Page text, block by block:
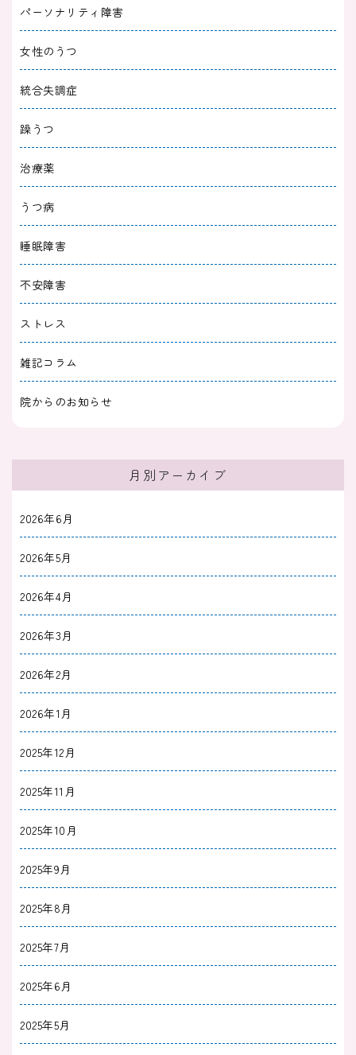
パーソナリティ障害
女性のうつ
統合失調症
躁うつ
治療薬
うつ病
睡眠障害
不安障害
ストレス
雑記コラム
院からのお知らせ
月別アーカイブ
2026年6月
2026年5月
2026年4月
2026年3月
2026年2月
2026年1月
2025年12月
2025年11月
2025年10月
2025年9月
2025年8月
2025年7月
2025年6月
2025年5月